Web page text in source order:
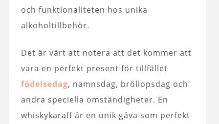
och funktionaliteten hos unika
alkoholtillbehör.
Det är värt att notera att det kommer att
vara en perfekt present för tillfället
födelsedag, namnsdag, bröllopsdag och
andra speciella omständigheter. En
whiskykaraff är en unik gåva som perfekt